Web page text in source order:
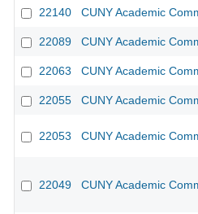
22140 CUNY Academic
22089 CUNY Academic
22063 CUNY Academic
22055 CUNY Academic
22053 CUNY Academic
22049 CUNY Academic